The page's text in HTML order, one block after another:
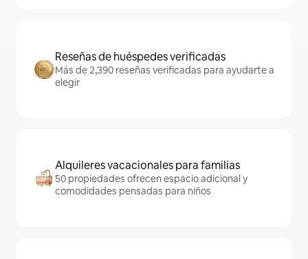
Reseñas de huéspedes verificadas
Más de 2,390 reseñas verificadas para ayudarte a
elegir
Alquileres vacacionales para familias
50 propiedades ofrecen espacio adicional y
comodidades pensadas para niños